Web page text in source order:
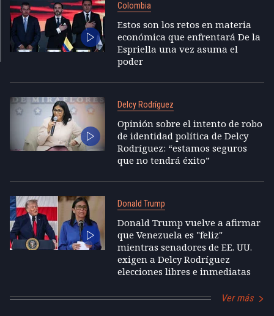
Colombia
Estos son los retos en materia
económica que enfrentará De la
Espriella una vez asuma el
poder
Delcy Rodríguez
Opinión sobre el intento de robo
de identidad política de Delcy
Rodríguez: “estamos seguros
que no tendrá éxito”
Donald Trump
Donald Trump vuelve a afirmar
que Venezuela es "feliz"
mientras senadores de EE. UU.
exigen a Delcy Rodríguez
elecciones libres e inmediatas
Ver más